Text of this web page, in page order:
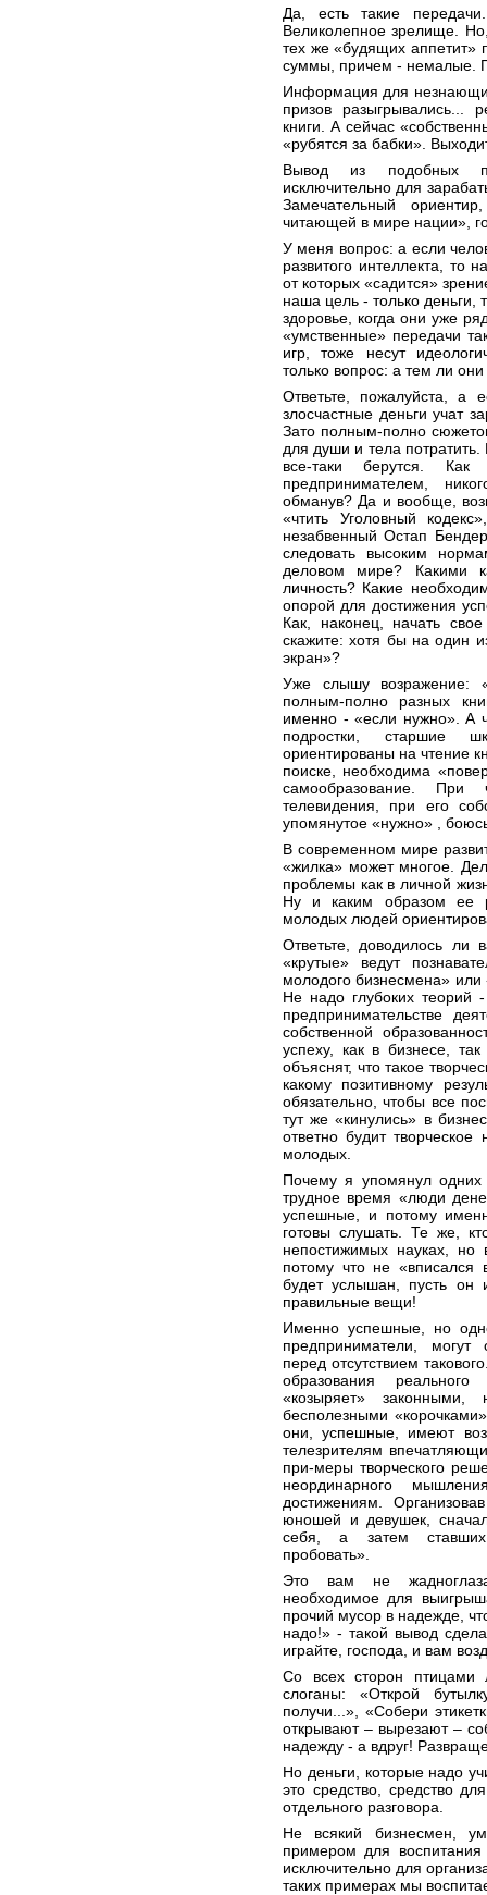
Да, есть такие
Великолепное зрелище.
тех же «будящих аппетит»
суммы, причем - немалые.
Информация для
призов разыгрывались...
книги. А сейчас
«рубятся за бабки».
Вывод из подобных
исключительно для
Замечательный
читающей в мире нации»,
У меня вопрос: а если
развитого интеллекта, то
от которых «садится»
наша цель - только деньги,
здоровье, когда они уже
«умственные» передачи
игр, тоже несут
только вопрос: а тем ли
Ответьте, пожалуйста, а
злосчастные деньги учат
Зато полным-полно
для души и тела потратить.
все-таки берутся.
предпринимателем,
обманув? Да и вообще,
«чтить Уголовный
незабвенный Остап
следовать высоким
деловом мире? Какими
личность? Какие
опорой для достижения
Как, наконец, начать
скажите: хотя бы на один
экран»?
Уже слышу возражение:
полным-полно разных
именно - «если нужно». А
подростки, старшие
ориентированы на чтение
поиске, необходима
самообразование. При
телевидения, при его
упомянутое «нужно» ,
В современном мире
«жилка» может многое.
проблемы как в личной
Ну и каким образом ее
молодых людей
Ответьте, доводилось ли
«крутые» ведут
молодого бизнесмена»
Не надо глубоких теорий
предпринимательстве
собственной
успеху, как в бизнесе,
объяснят, что такое
какому позитивному
обязательно, чтобы все
тут же «кинулись» в
ответно будит
молодых.
Почему я упомянул
трудное время «люди
успешные, и потому
готовы слушать. Те же,
непостижимых науках, но
потому что не «вписался
будет услышан, пусть он
правильные вещи!
Именно успешные, но
предприниматели, могут
перед отсутствием
образования
«козыряет»
бесполезными
они, успешные, имеют
телезрителям
при-меры творческого
неординарного
достижениям.
юношей и девушек,
себя, а затем ставших
пробовать».
Это вам не
необходимое для
прочий мусор в надежде,
надо!» - такой вывод
играйте, господа, и вам
Со всех сторон птицами
слоганы: «Открой
получи...», «Собери
открывают – вырезают –
надежду - а вдруг!
Но деньги, которые надо
это средство, средство
отдельного разговора.
Не всякий бизнесмен,
примером для
исключительно для
таких примерах мы